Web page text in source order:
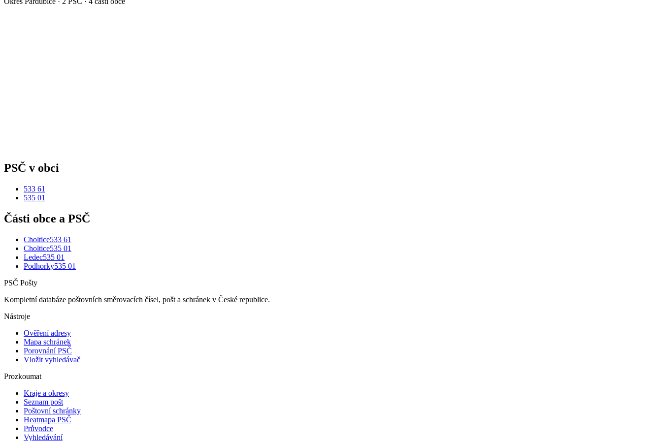
PSČ v obci
533 61
535 01
Části obce a PSČ
Choltice533 61
Choltice535 01
Ledec535 01
Podhorky535 01
PSČ Pošty
Kompletní databáze poštovních směrovacích čísel, pošt a schránek v České republice.
Nástroje
Ověření adresy
Mapa schránek
Porovnání PSČ
Vložit vyhledávač
Prozkoumat
Kraje a okresy
Seznam pošt
Poštovní schránky
Heatmapa PSČ
Průvodce
Vyhledávání